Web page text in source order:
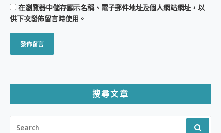
在瀏覽器中儲存顯示名稱、電子郵件地址及個人網站網址，以
供下次發佈留言時使用。
搜尋文章
FOR: